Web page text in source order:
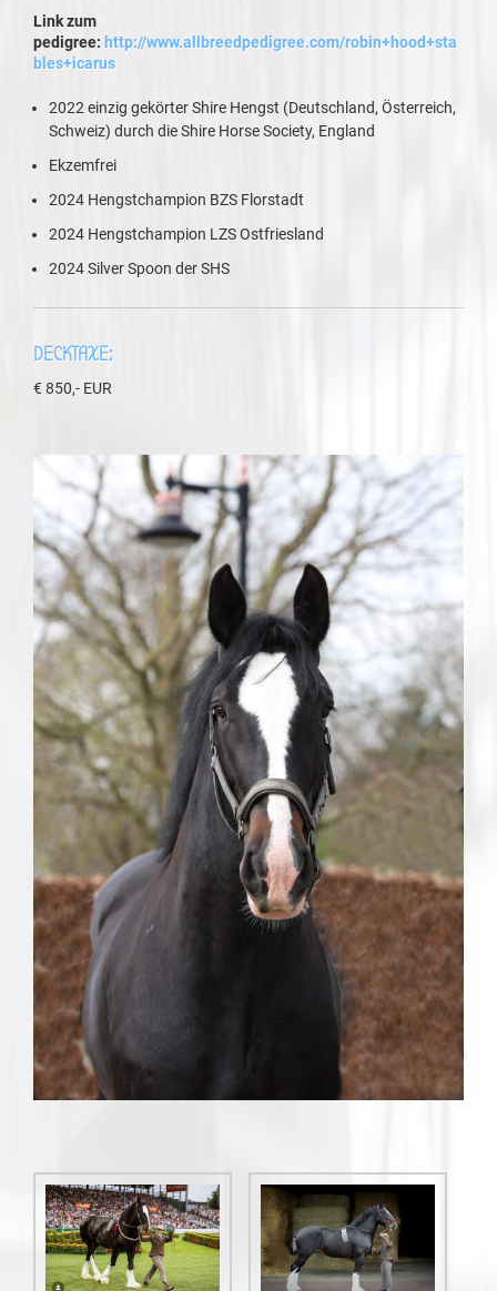
Link zum
pedigree: http://www.allbreedpedigree.com/robin+hood+sta
bles+icarus
2022 einzig gekörter Shire Hengst (Deutschland, Österreich,
Schweiz) durch die Shire Horse Society, England
Ekzemfrei
2024 Hengstchampion BZS Florstadt
2024 Hengstchampion LZS Ostfriesland
2024 Silver Spoon der SHS
DECKTAXE:
€ 850,- EUR